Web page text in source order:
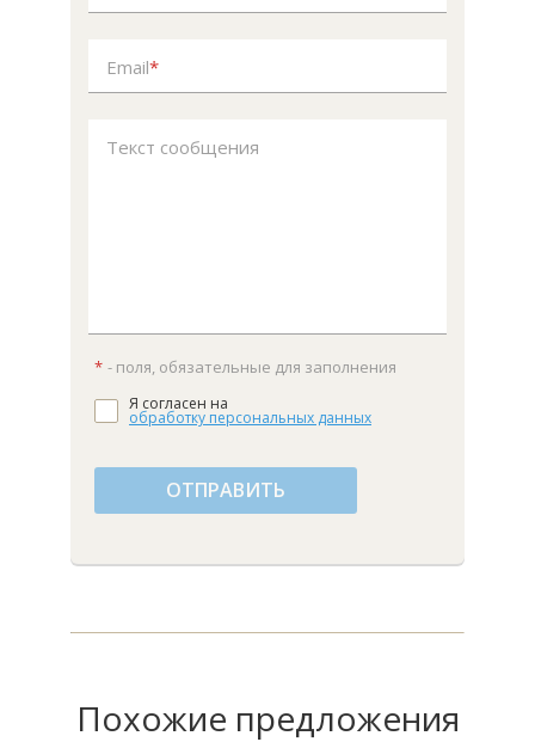
Email*
Текст сообщения
* - поля, обязательные для заполнения
Я согласен на
обработку персональных данных
ОТПРАВИТЬ
Похожие предложения